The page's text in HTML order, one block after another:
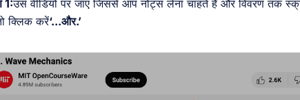
1:उस वीडियो पर जाएं जिससे आप नोट्स लेना चाहते हैं और विवरण तक
क्लिक करें‘...और.’